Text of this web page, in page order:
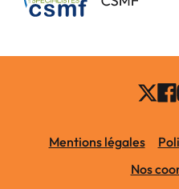
Mentions légales
Nos